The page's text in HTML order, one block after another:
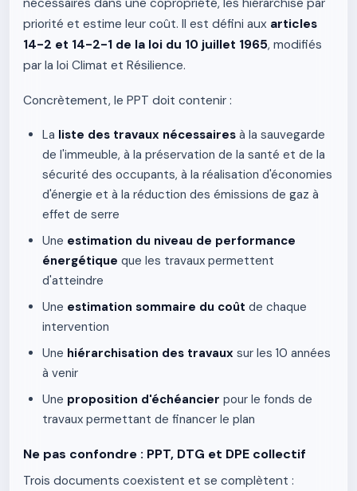
nécessaires dans une copropriété, les hiérarchise par
priorité et estime leur coût. Il est défini aux articles
14-2 et 14-2-1 de la loi du 10 juillet 1965, modifiés
par la loi Climat et Résilience.
Concrètement, le PPT doit contenir :
La liste des travaux nécessaires à la sauvegarde
de l'immeuble, à la préservation de la santé et de la
sécurité des occupants, à la réalisation d'économies
d'énergie et à la réduction des émissions de gaz à
effet de serre
Une estimation du niveau de performance
énergétique que les travaux permettent
d'atteindre
Une estimation sommaire du coût de chaque
intervention
Une hiérarchisation des travaux sur les 10 années
à venir
Une proposition d'échéancier pour le fonds de
travaux permettant de financer le plan
Ne pas confondre : PPT, DTG et DPE collectif
Trois documents coexistent et se complètent :